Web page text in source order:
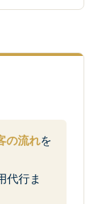
の流れを
代行ま